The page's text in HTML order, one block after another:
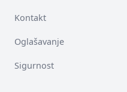
Kontakt
Oglašavanje
Sigurnost